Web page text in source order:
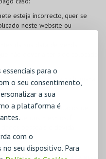
para o
o seu consentimento,
a sua
a plataforma é
com o
seu dispositivo. Para
esteja incorrecto, quer se
neste website ou
não deveria ter sido colocado
se deva a uma falha humana
pelos seus dados de
dos mesmos. É
pessoais e devida
GERAIS", o cliente expressa